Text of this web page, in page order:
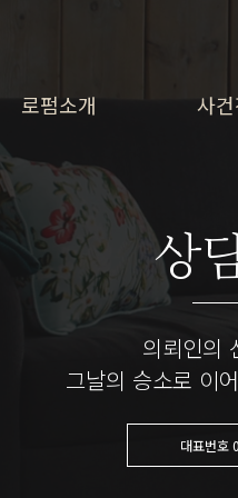
로펌소개 사
상
의뢰인의
그날의 승소로 이
대표번호